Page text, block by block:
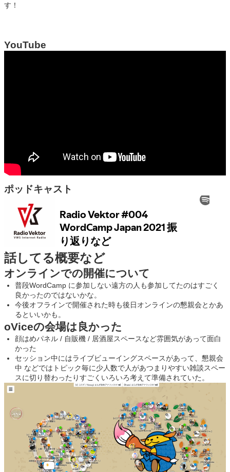
す！
YouTube
ポッドキャスト
話してる概要など
オンラインでの開催について
普段WordCamp に参加しない遠方の人も参加してたのはすごく
良かったのではないかな。
今後オフラインで開催された時も後日オンラインの懇親会とかあ
るといいかも。
oViceの会場は良かった
顔はめパネル / 自販機 / 居酒屋スペースなど雰囲気があって面白
かった
セッション中にはライブビューイングスペースがあって、懇親会
中 などではトピック毎に少人数で人があつまりやすい雑談スペー
スに切り替わったりすごくいろいろ考えて準備されていた。